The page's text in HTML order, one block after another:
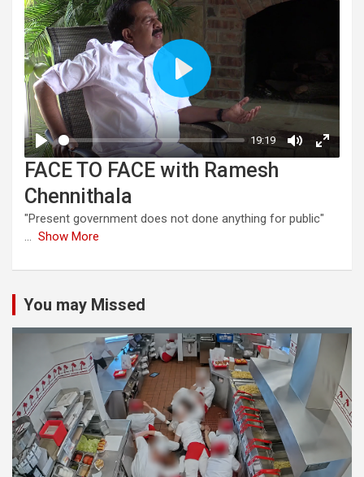
FACE TO FACE with Ramesh
Chennithala
"Present government does not done anything for public"
... Show More
You may Missed